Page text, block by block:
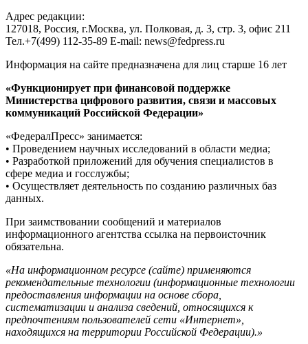
Адрес редакции:
127018, Россия, г.Москва, ул. Полковая, д. 3, стр. 3, офис 211
Тел.+7(499) 112-35-89 E-mail: news@fedpress.ru
Информация на сайте предназначена для лиц старше 16 лет
«Функционирует при финансовой поддержке
Министерства цифрового развития, связи и массовых
коммуникаций Российской Федерации»
«ФедералПресс» занимается:
• Проведением научных исследований в области медиа;
• Разработкой приложений для обучения специалистов в
сфере медиа и госслужбы;
• Осуществляет деятельность по созданию различных баз
данных.
При заимствовании сообщений и материалов
информационного агентства ссылка на первоисточник
обязательна.
«На информационном ресурсе (сайте) применяются
рекомендательные технологии (информационные технологии
предоставления информации на основе сбора,
систематизации и анализа сведений, относящихся к
предпочтениям пользователей сети «Интернет»,
находящихся на территории Российской Федерации).»